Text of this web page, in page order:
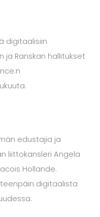
digitaalisiin
ja Ranskan hallitukset
edustajia ja
liittokansleri Angela
Hollande.
digitaalista